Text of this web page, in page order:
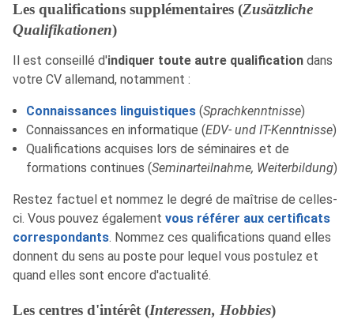
Les qualifications supplémentaires (Zusätzliche
Qualifikationen)
Il est conseillé d'indiquer toute autre qualification dans
votre CV allemand, notamment :
Connaissances linguistiques (Sprachkenntnisse)
Connaissances en informatique (EDV- und IT-Kenntnisse)
Qualifications acquises lors de séminaires et de
formations continues (Seminarteilnahme, Weiterbildung)
Restez factuel et nommez le degré de maîtrise de celles-
ci. Vous pouvez également vous référer aux certificats
correspondants. Nommez ces qualifications quand elles
donnent du sens au poste pour lequel vous postulez et
quand elles sont encore d'actualité.
Les centres d'intérêt (Interessen, Hobbies)